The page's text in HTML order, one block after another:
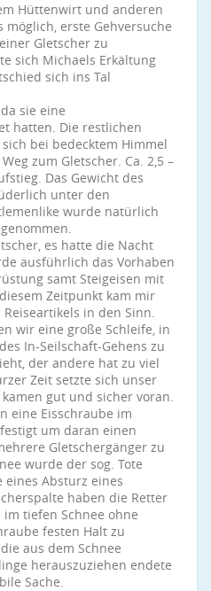
Hüttenwirt und anderen
erste Gehversuche
Gletscher zu
sich Michaels Erkältung
sich ins Tal
sie eine
hatten. Die restlichen
bei bedecktem Himmel
zum Gletscher. Ca. 2,5 –
Das Gewicht des
unter den
wurde natürlich
es hatte die Nacht
ausführlich das Vorhaben
samt Steigeisen mit
Zeitpunkt kam mir
in den Sinn.
wir eine große Schleife, in
In-Seilschaft-Gehens zu
der andere hat zu viel
Zeit setzte sich unser
gut und sicher voran.
eine Eisschraube im
um daran einen
Gletschergänger zu
wurde der sog. Tote
eines Absturz eines
haben die Retter
tiefen Schnee ohne
festen Halt zu
aus dem Schnee
herauszuziehen endete
Sache.